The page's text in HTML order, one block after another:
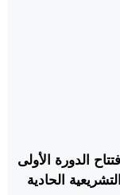
الدورة الأولى
الحادية